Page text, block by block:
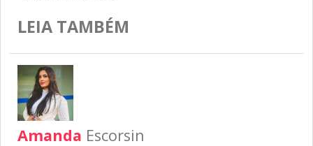
LEIA TAMBÉM
Amanda Escorsin